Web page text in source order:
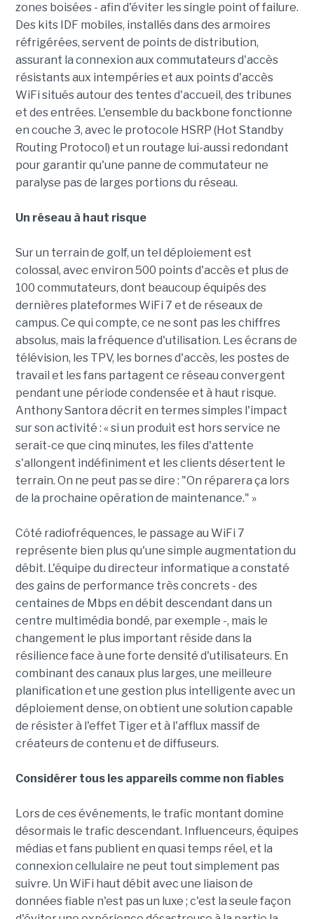
zones boisées - afin d'éviter les single point of failure.
Des kits IDF mobiles, installés dans des armoires
réfrigérées, servent de points de distribution,
assurant la connexion aux commutateurs d'accès
résistants aux intempéries et aux points d'accès
WiFi situés autour des tentes d'accueil, des tribunes
et des entrées. L'ensemble du backbone fonctionne
en couche 3, avec le protocole HSRP (Hot Standby
Routing Protocol) et un routage lui-aussi redondant
pour garantir qu'une panne de commutateur ne
paralyse pas de larges portions du réseau.
Un réseau à haut risque
Sur un terrain de golf, un tel déploiement est
colossal, avec environ 500 points d'accès et plus de
100 commutateurs, dont beaucoup équipés des
dernières plateformes WiFi 7 et de réseaux de
campus. Ce qui compte, ce ne sont pas les chiffres
absolus, mais la fréquence d'utilisation. Les écrans de
télévision, les TPV, les bornes d'accès, les postes de
travail et les fans partagent ce réseau convergent
pendant une période condensée et à haut risque.
Anthony Santora décrit en termes simples l'impact
sur son activité : « si un produit est hors service ne
serait-ce que cinq minutes, les files d'attente
s'allongent indéfiniment et les clients désertent le
terrain. On ne peut pas se dire : "On réparera ça lors
de la prochaine opération de maintenance." »
Côté radiofréquences, le passage au WiFi 7
représente bien plus qu'une simple augmentation du
débit. L'équipe du directeur informatique a constaté
des gains de performance très concrets - des
centaines de Mbps en débit descendant dans un
centre multimédia bondé, par exemple -, mais le
changement le plus important réside dans la
résilience face à une forte densité d'utilisateurs. En
combinant des canaux plus larges, une meilleure
planification et une gestion plus intelligente avec un
déploiement dense, on obtient une solution capable
de résister à l'effet Tiger et à l'afflux massif de
créateurs de contenu et de diffuseurs.
Considérer tous les appareils comme non fiables
Lors de ces événements, le trafic montant domine
désormais le trafic descendant. Influenceurs, équipes
médias et fans publient en quasi temps réel, et la
connexion cellulaire ne peut tout simplement pas
suivre. Un WiFi haut débit avec une liaison de
données fiable n'est pas un luxe ; c'est la seule façon